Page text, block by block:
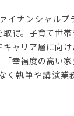
イナンシャルプ
得。子育て世
ャリア層に向
幸福度の高い
く執筆や講演業